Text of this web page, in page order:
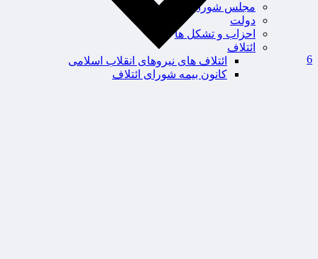
مجلس شورای اسلامی
دولت
احزاب و تشکل ها
ائتلاف
ائتلاف های نیروهای انقلاب اسلامی
کانون بیمه شورای ائتلاف
6